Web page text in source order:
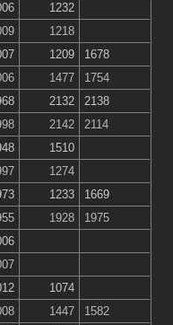
1232
1218
1209
1678
1477
1754
2132
2138
2142
2114
1510
1274
1233
1669
1928
1975
1074
1447
1582